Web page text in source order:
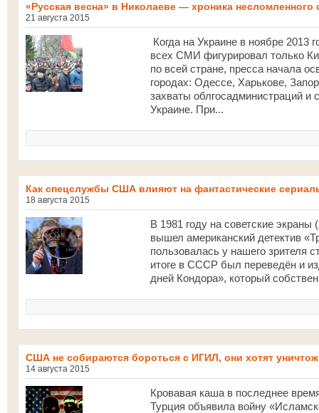
«Русская весна» в Николаеве — хроника несломленного
21 августа 2015
Когда на Украине в ноябре 2013
всех СМИ фигурировал только
по всей стране, пресса начала
городах: Одессе, Харькове,
захваты облгосадминистраций и
Украине. При...
Как спецслужбы США влияют на фантастические
18 августа 2015
В 1981 году на советские
вышел американский детектив
пользовалась у нашего зрителя
итоге в СССР был переведён и
дней Кондора», который
США не собираются бороться с ИГИЛ, они хотят
14 августа 2015
Кровавая каша в последнее
Турция объявила войну